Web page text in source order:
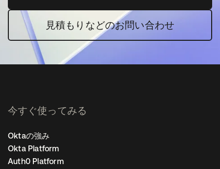
見積もりなどのお問い合わせ
今すぐ使ってみる
Oktaの強み
Okta Platform
Auth0 Platform